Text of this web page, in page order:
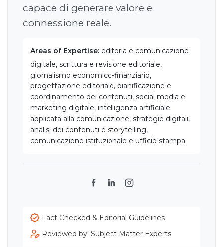
capace di generare valore e
connessione reale.
Areas of Expertise: editoria e comunicazione
digitale, scrittura e revisione editoriale,
giornalismo economico-finanziario,
progettazione editoriale, pianificazione e
coordinamento dei contenuti, social media e
marketing digitale, intelligenza artificiale
applicata alla comunicazione, strategie digitali,
analisi dei contenuti e storytelling,
comunicazione istituzionale e ufficio stampa
Facebook
LinkedInInstagram
Fact Checked & Editorial Guidelines
Reviewed by: Subject Matter Experts